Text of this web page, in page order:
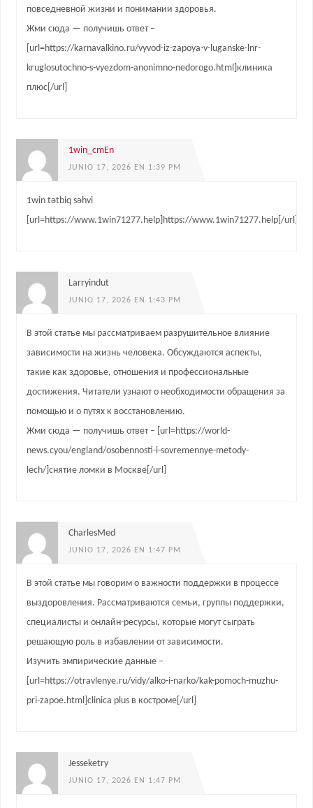
повседневной жизни и понимании здоровья.
Жми сюда — получишь ответ –
[url=https://karnavalkino.ru/vyvod-iz-zapoya-v-luganske-lnr-
kruglosutochno-s-vyezdom-anonimno-nedorogo.html]клиника
плюс[/url]
1win_cmEn
JUNIO 17, 2026 EN 1:39 PM
1win tətbiq səhvi
[url=https://www.1win71277.help]https://www.1win71277.help[/url]
Larryindut
JUNIO 17, 2026 EN 1:43 PM
В этой статье мы рассматриваем разрушительное влияние
зависимости на жизнь человека. Обсуждаются аспекты,
такие как здоровье, отношения и профессиональные
достижения. Читатели узнают о необходимости обращения за
помощью и о путях к восстановлению.
Жми сюда — получишь ответ – [url=https://world-
news.cyou/england/osobennosti-i-sovremennye-metody-
lech/]снятие ломки в Москве[/url]
CharlesMed
JUNIO 17, 2026 EN 1:47 PM
В этой статье мы говорим о важности поддержки в процессе
выздоровления. Рассматриваются семьи, группы поддержки,
специалисты и онлайн-ресурсы, которые могут сыграть
решающую роль в избавлении от зависимости.
Изучить эмпирические данные –
[url=https://otravlenye.ru/vidy/alko-i-narko/kak-pomoch-muzhu-
pri-zapoe.html]clinica plus в костроме[/url]
Jesseketry
JUNIO 17, 2026 EN 1:47 PM